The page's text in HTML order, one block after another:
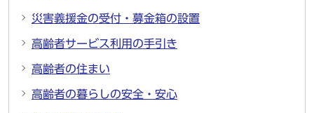
災害義援金の受付・募金箱の設置
高齢者サービス利用の手引き
高齢者の住まい
高齢者の暮らしの安全・安心